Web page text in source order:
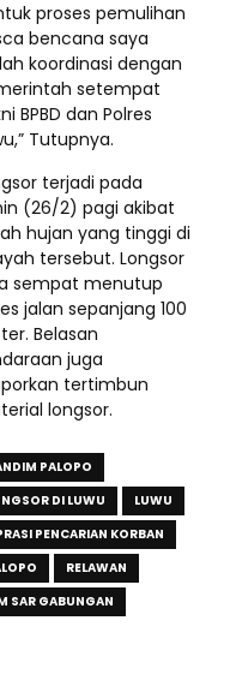
proses pemulihan
bencana saya
koordinasi dengan
setempat
BPBD dan Polres
Tutupnya.
terjadi pada
(26/2) pagi akibat
hujan yang tinggi di
tersebut. Longsor
sempat menutup
jalan sepanjang 100
Belasan
juga
tertimbun
longsor.
PALOPO
DI LUWU
LUWU
PENCARIAN KORBAN
RELAWAN
SAR GABUNGAN